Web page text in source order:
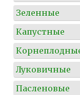
Зеленные
Капустные
Луковичные
Пасленовые